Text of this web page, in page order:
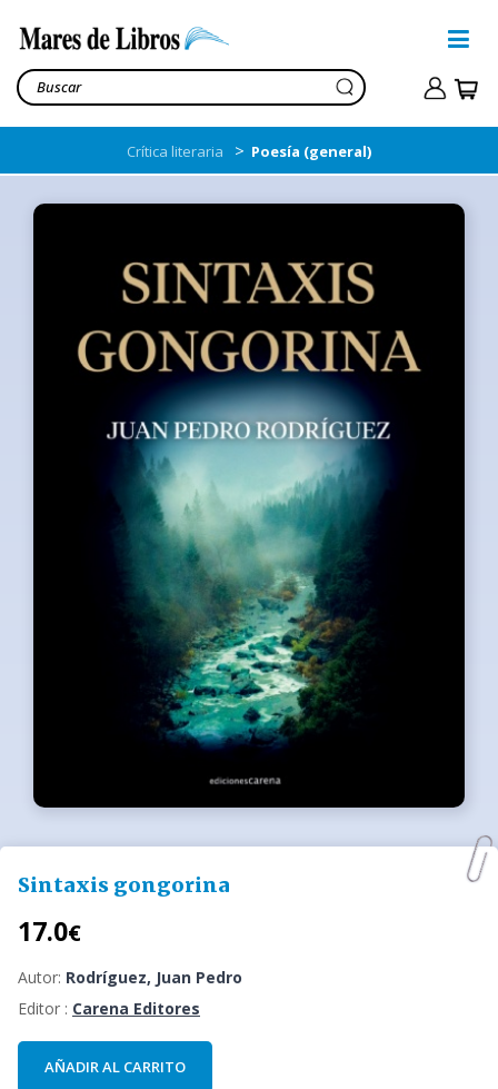
Crítica literaria > Poesía (general)
Sintaxis gongorina
17.0€
Autor: Rodríguez, Juan Pedro
Editor : Carena Editores
AÑADIR AL CARRITO